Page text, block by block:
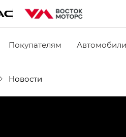
Покупателям
Новости